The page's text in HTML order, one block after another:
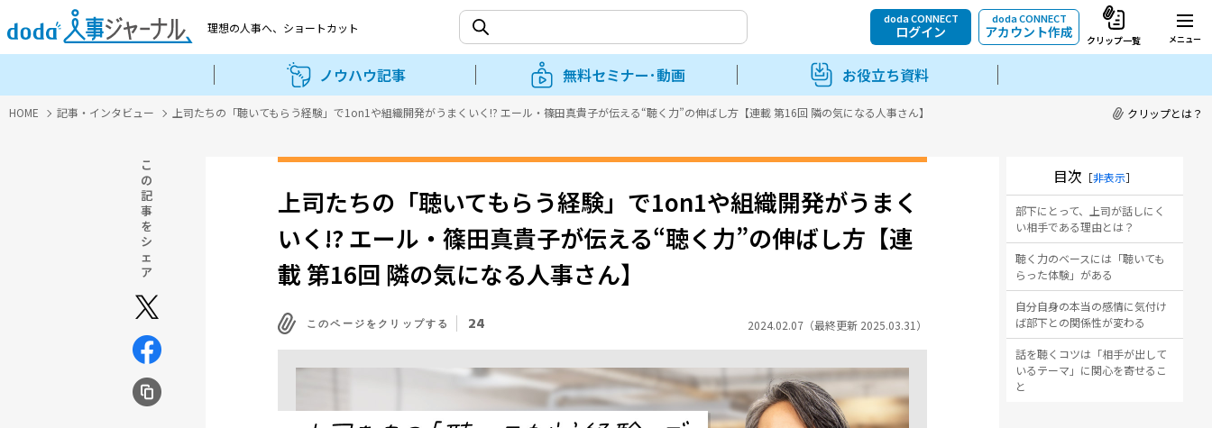
理想の人事へ、 ショートカット
doda CONNECT
ログイン
doda CONNECT
アカウント作成 クリップ一覧 メニュー
ノウハウ記事 無料セミナー･動画 お役立ち資料
クリップとは？
HOME 記事・インタビュー 上司たちの「聴いてもらう経験」で1on1や組織開発がうまくいく!? エール・篠田真貴子が伝える“聴く力”の伸ばし方【連載 第16回 隣の気になる人事さん】
こ
の
記
事
を
シ
ェ
ア
上司たちの「聴いてもらう経験」で1on1や組織開発がうまく
いく!? エール・篠田真貴子が伝える“聴く力”の伸ばし方【連
載 第16回 隣の気になる人事さん】
このページをクリップする 24 2024.02.07（最終更新 2025.03.31）
目次 ［非表示］
部下にとって、上司が話しにく
い相手である理由とは？
聴く力のベースには「聴いても
らった体験」がある
自分自身の本当の感情に気付け
ば部下との関係性が変わる
話を聴くコツは「相手が出して
いるテーマ」に関心を寄せるこ
と